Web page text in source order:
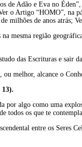
de Adão e Eva no
o Artigo “HOMO”, na
de milhões de anos atrás;
mesma região
das Escrituras e
melhor, alcance o
13).
algo como uma
todos os que te
entre os Seres